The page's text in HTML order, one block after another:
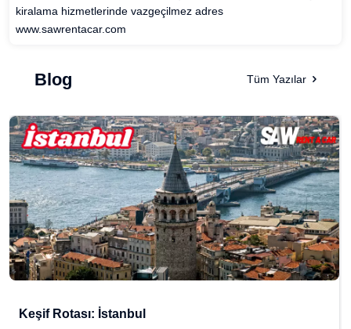
kiralama hizmetlerinde vazgeçilmez adres
www.sawrentacar.com
Blog Tüm Yazılar
Keşif Rotası: İstanbul